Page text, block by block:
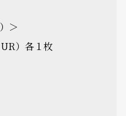
＞
）各１枚